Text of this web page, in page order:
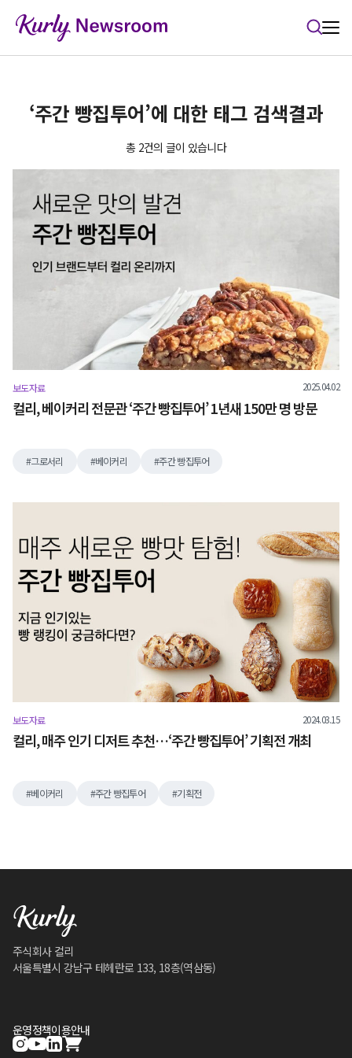
‘주간 빵집투어’에 대한 태그 검색결과
총 2건의 글이 있습니다
보도자료 2025.04.02
컬리, 베이커리 전문관 ‘주간 빵집투어’ 1년새 150만 명 방문
그로서리 베이커리 주간 빵집투어
보도자료 2024.03.15
컬리, 매주 인기 디저트 추천…‘주간 빵집투어’ 기획전 개최
베이커리 주간 빵집투어 기획전
주식회사 컬리
서울특별시 강남구 테헤란로 133, 18층(역삼동)
운영정책이용안내